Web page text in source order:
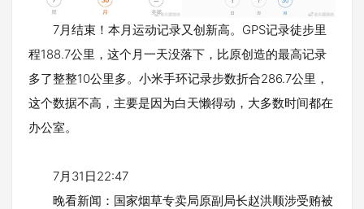
7月结束！本月运动记录又创新高。GPS记录徒步里
程188.7公里，这个月一天没落下，比原创造的最高记录
多了整整10公里多。小米手环记录步数折合286.7公里，
这个数据不高，主要是因为白天懒得动，大多数时间都在
办公室。
7月31日22:47
晚看新闻：国家烟草专卖局原副局长赵洪顺涉受贿被